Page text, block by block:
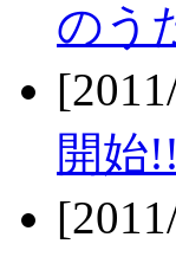
のう
開始!!